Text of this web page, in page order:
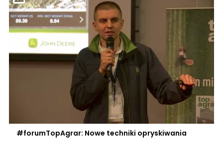
#forumTopAgrar: Nowe techniki opryskiwania